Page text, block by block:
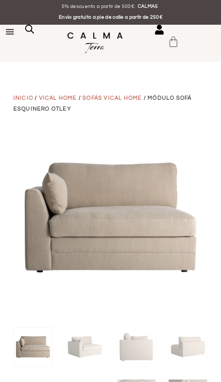
5% descuento a partir de 500€: CALMA5
Envío gratuito a pie de calle a partir de 250€
INICIO / VICAL HOME /SOFÁS VICAL HOME / MÓDULO SOFÁ
ESQUINERO OTLEY